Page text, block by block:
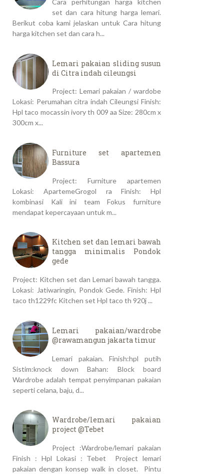
Cara perhitungan harga kitchen
set dan cara hitung harga lemari.
Berikut coba kami jelaskan untuk Cara hitung
harga kitchen set dan cara h...
Lemari pakaian sliding susun
di Citra indah cileungsi
Project: Lemari pakaian / wardobe
Lokasi: Perumahan citra indah Cileungsi Finish:
Hpl taco mocassin ivory th 009 aa Size: 280cm x
300cm x...
Furniture set apartemen
Bassura
Project: Furniture apartemen
Lokasi: ApartemeGrogol ra Finish: Hpl
kombinasi Kali ini team Fokus furniture
mendapat kepercayaan untuk m...
Kitchen set dan lemari bawah
tangga minimalis Pondok
gede
Project: Kitchen set dan Lemari bawah tangga.
Lokasi: Jatiwaringin, Pondok Gede. Finish: Hpl
taco th1229fc Kitchen set Hpl taco th 920j ...
Lemari pakaian/wardrobe
@rawamangun jakarta timur
Lemari pakaian. Finish:hpl putih
Sistim:knock down Bahan: Block board
Wardrobe adalah tempat penyimpanan pakaian
seperti celana, baju, d...
Wardrobe/lemari pakaian
project @Tebet
Project :Wardrobe/lemari pakaian
Finish : Hpl Lokasi : Tebet Project lemari
pakaian dengan konsep walk in closet. Pintu